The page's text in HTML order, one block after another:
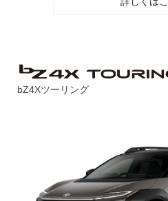
bZ4Xツーリング